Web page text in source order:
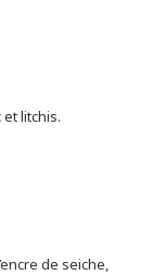
litchis.
de seiche,